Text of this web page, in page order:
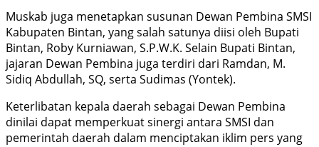
Muskab juga menetapkan susunan Dewan Pembina SMSI
Kabupaten Bintan, yang salah satunya diisi oleh Bupati
Bintan, Roby Kurniawan, S.P.W.K. Selain Bupati Bintan,
jajaran Dewan Pembina juga terdiri dari Ramdan, M.
Sidiq Abdullah, SQ, serta Sudimas (Yontek).
Keterlibatan kepala daerah sebagai Dewan Pembina
dinilai dapat memperkuat sinergi antara SMSI dan
pemerintah daerah dalam menciptakan iklim pers yang